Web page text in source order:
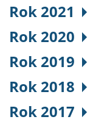
Rok 2021
Rok 2020
Rok 2019
Rok 2018
Rok 2017